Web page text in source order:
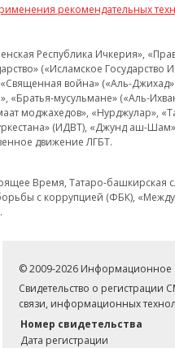
рекомендательных
Республика Ичкерия»,
(«Исламское
война» («Аль-Джихад»
мусульмане» («Аль-
моджахедов», «Нурджулар»,
(ИДВТ), «Джунд аш-
движение ЛГБТ.
Время, Татаро-
с коррупцией (ФБК),
© 2009-2026 Информационное
Свидетельство о
связи, информационных
Номер свидетельства
Дата регистрации